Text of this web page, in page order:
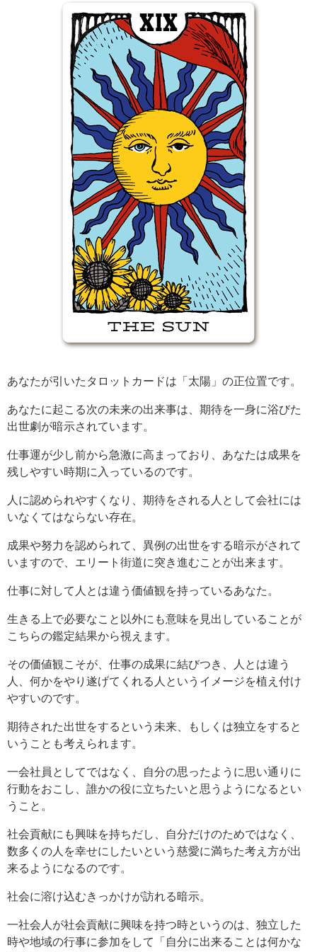
あなたが引いたタロットカードは「太陽」の正位置です。
あなたに起こる次の未来の出来事は、期待を一身に浴びた
出世劇が暗示されています。
仕事運が少し前から急激に高まっており、あなたは成果を
残しやすい時期に入っているのです。
人に認められやすくなり、期待をされる人として会社には
いなくてはならない存在。
成果や努力を認められて、異例の出世をする暗示がされて
いますので、エリート街道に突き進むことが出来ます。
仕事に対して人とは違う価値観を持っているあなた。
生きる上で必要なこと以外にも意味を見出していることが
こちらの鑑定結果から視えます。
その価値観こそが、仕事の成果に結びつき、人とは違う
人、何かをやり遂げてくれる人というイメージを植え付け
やすいのです。
期待された出世をするという未来、もしくは独立をすると
いうことも考えられます。
一会社員としてではなく、自分の思ったように思い通りに
行動をおこし、誰かの役に立ちたいと思うようになるとい
うこと。
社会貢献にも興味を持ちだし、自分だけのためではなく、
数多くの人を幸せにしたいという慈愛に満ちた考え方が出
来るようになるのです。
社会に溶け込むきっかけが訪れる暗示。
一社会人が社会貢献に興味を持つ時というのは、独立した
時や地域の行事に参加をして「自分に出来ることは何かな